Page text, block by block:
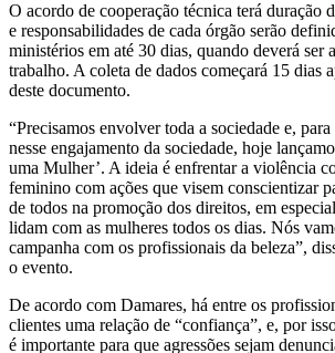
O acordo de cooperação técnica terá duração
e responsabilidades de cada órgão serão
ministérios em até 30 dias, quando deverá ser
trabalho. A coleta de dados começará 15 dias
deste documento.
“Precisamos envolver toda a sociedade e,
nesse engajamento da sociedade, hoje
uma Mulher’. A ideia é enfrentar a violência
feminino com ações que visem conscientizar
de todos na promoção dos direitos, em
lidam com as mulheres todos os dias. Nós
campanha com os profissionais da beleza”,
o evento.
De acordo com Damares, há entre os
clientes uma relação de “confiança”, e, por
é importante para que agressões sejam